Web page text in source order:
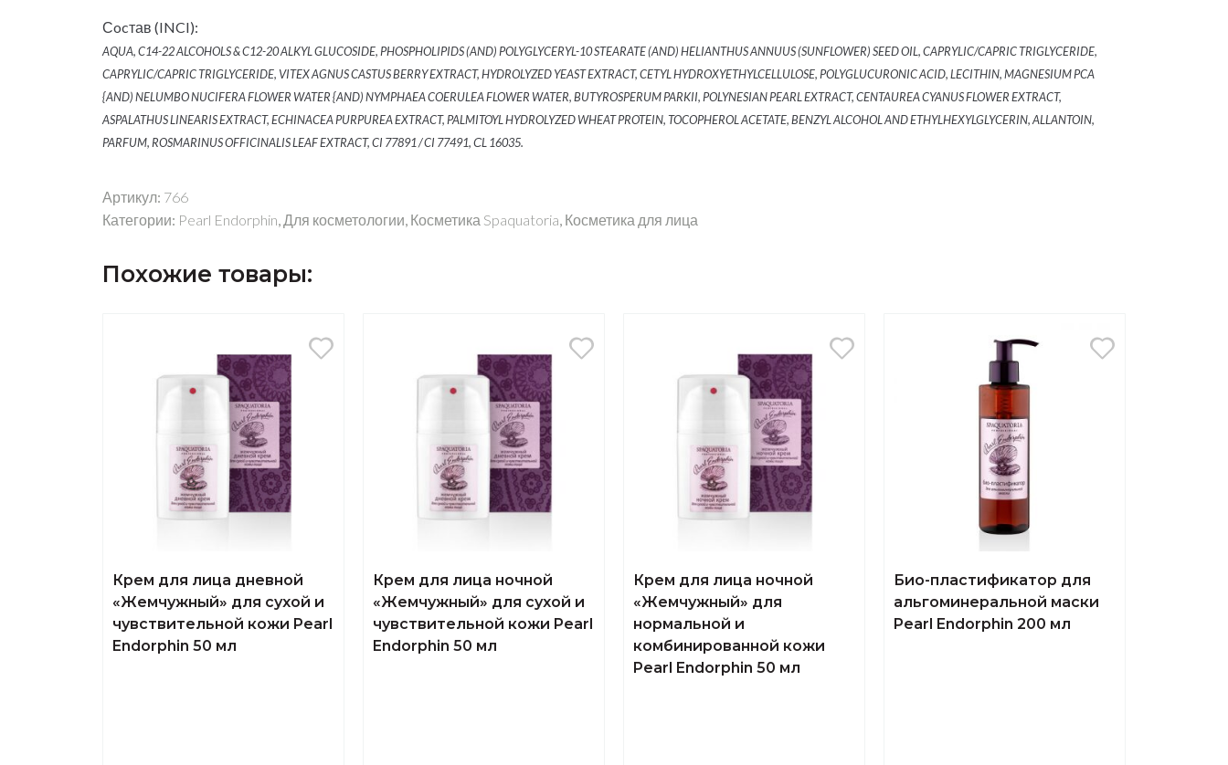
Сocтав (INCI):
AQUA, C14-22 ALCOHOLS & C12-20 ALKYL GLUCOSIDE, PHOSPHOLIPIDS (AND) POLYGLYCERYL-10 STEARATE (AND) HELIANTHUS ANNUUS (SUNFLOWER) SEED OIL, CAPRYLIC/CAPRIC TRIGLYCERIDE,
CAPRYLIC/CAPRIC TRIGLYCERIDE, VITEX AGNUS CASTUS BERRY EXTRACT, HYDROLYZED YEAST EXTRACT, CETYL HYDROXYETHYLCELLULOSE, POLYGLUCURONIC ACID, LECITHIN, MAGNESIUM PCA
{AND) NELUMBO NUCIFERA FLOWER WATER {AND) NYMPHAEA COERULEA FLOWER WATER, BUTYROSPERUM PARKII, POLYNESIAN PEARL EXTRACT, CENTAUREA CYANUS FLOWER EXTRACT,
ASPALATHUS LINEARIS EXTRACT, ECHINACEA PURPUREA EXTRACT, PALMITOYL HYDROLYZED WHEAT PROTEIN, TOCOPHEROL ACETATE, BENZYL ALCOHOL AND ETHYLHEXYLGLYCERIN, ALLANTOIN,
PARFUM, ROSMARINUS OFFICINALIS LEAF EXTRACT, CI 77891 / CI 77491, СL 16035.
Артикул: 766
Категории: Pearl Endorphin,Для косметологии, Косметика Spaquatoria, Косметика для лица
Похожие товары:
Крем для лица дневной
«Жемчужный» для сухой и
чувствительной кожи Pearl
Endorphin 50 мл
Крем для лица ночной
«Жемчужный» для cухой и
чувствительной кожи Pearl
Endorphin 50 мл
Крем для лица ночной
«Жемчужный» для
нормальной и
комбинированной кожи
Pearl Endorphin 50 мл
Био-пластификатор для
альгоминеральной маски
Pearl Endorphin 200 мл